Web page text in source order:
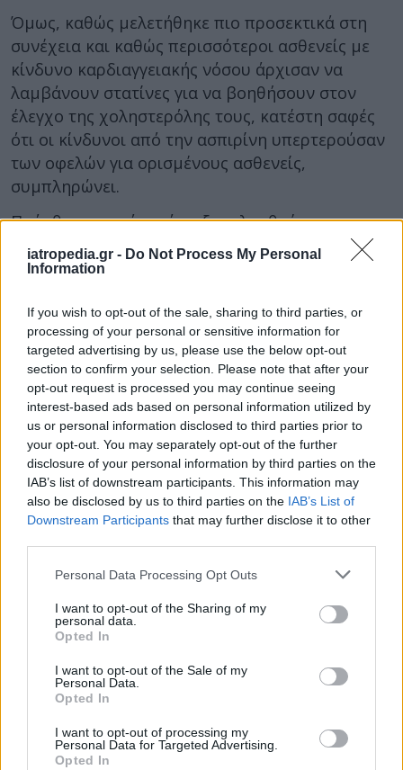
iatropedia.gr - Do Not Process My Personal
Information
If you wish to opt-out of the sale, sharing to third parties, or
processing of your personal or sensitive information for
targeted advertising by us, please use the below opt-out
section to confirm your selection. Please note that after your
opt-out request is processed you may continue seeing
interest-based ads based on personal information utilized by
us or personal information disclosed to third parties prior to
your opt-out. You may separately opt-out of the further
disclosure of your personal information by third parties on the
IAB’s list of downstream participants. This information may
also be disclosed by us to third parties on the IAB’s List of
Downstream Participants that may further disclose it to other
Personal Data Processing Opt Outs
I want to opt-out of the Sharing of my
personal data.
Opted In
I want to opt-out of the Sale of my
Personal Data.
Opted In
I want to opt-out of processing my
Personal Data for Targeted Advertising.
Opted In
Όμως, καθώς μελετήθηκε πιο προσεκτικά στη
συνέχεια και καθώς περισσότεροι ασθενείς με
κίνδυνο καρδιαγγειακής νόσου άρχισαν να
λαμβάνουν στατίνες για να βοηθήσουν στον
έλεγχο της χοληστερόλης τους, κατέστη σαφές
ότι οι κίνδυνοι από την ασπιρίνη υπερτερούσαν
των οφελών για ορισμένους ασθενείς,
συμπληρώνει.
Πρόσθεσε, ωστόσο, ότι εξακολουθούν να
υπάρχουν υποομάδες ανθρώπων για τους
οποίους τα οφέλη της ασπιρίνης συνεχίζουν να
λαμβάνεται επίσης υπόψη. Μεταξύ αυτών,
τονίζει, είναι όσοι έχουν υποστεί έμφραγμα ή
εγκεφαλικό ή που έχουν στεντ.
Η ισχύουσα σύσταση της Αμερικανικής
Καρδιολογικής Εταιρείας είναι ότι κανείς δεν
πρέπει να λαμβάνει καθημερινά χαμηλή δόση
ασπιρίνης χωρίς να μιλήσει πρώτα με τον
γιατρό του, ειδικά εάν έχει δυσανεξία στην
ασπιρίνη, εάν κινδυνεύει από γαστρεντερική
υποβάλλεται σε οποιαδήποτε απλή ιατρική ή
οδοντιατρική διαδικασία ή είναι άνω των 70
ετών. Για άτομα που έχουν υποστεί καρδιακή
υγειονομικής περίθαλψης μπορεί να θέλουν,
ωστόσο, να πάρουν ασπιρίνη για να βοηθήσουν
στην πρόληψη άλλου συμβάντος.
Φωτογραφία: